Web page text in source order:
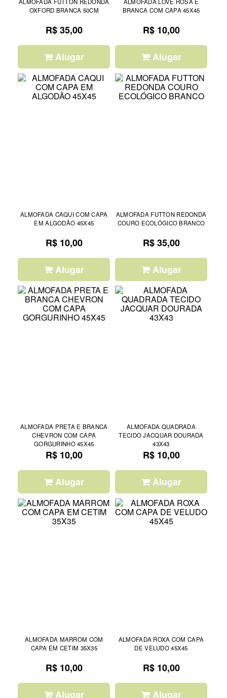
OXFORD BRANCA 50CM
R$ 35,00
Alugar
BRANCA COM CAPA 45X45
R$ 10,00
Alugar
ALMOFADA CAQUI COM CAPA
EM ALGODÃO 45X45
R$ 10,00
Alugar
ALMOFADA FUTTON REDONDA
COURO ECOLÓGICO BRANCO
R$ 35,00
Alugar
ALMOFADA PRETA E BRANCA
CHEVRON COM CAPA
GORGURINHO 45X45
R$ 10,00
Alugar
ALMOFADA QUADRADA
TECIDO JACQUAR DOURADA
43X43
R$ 10,00
Alugar
ALMOFADA MARROM COM
CAPA EM CETIM 35X35
R$ 10,00
Alugar
ALMOFADA ROXA COM CAPA
DE VELUDO 45X45
R$ 10,00
Alugar